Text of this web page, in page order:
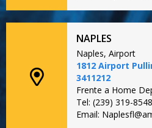
NAPLES
Naples, Airport
1812 Airport
3411212
Frente a Home
Tel: (239) 319-8548
Email: